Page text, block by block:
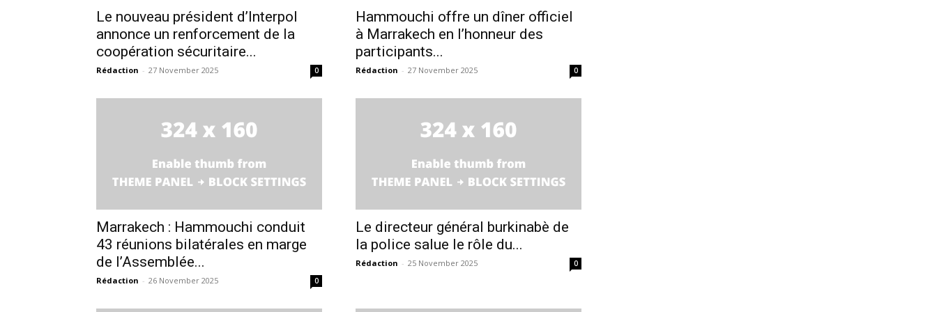
Le nouveau président d’Interpol
annonce un renforcement de la
coopération sécuritaire...
Rédaction - 27 November 2025 0
Hammouchi offre un dîner officiel
à Marrakech en l’honneur des
participants...
Rédaction - 27 November 2025 0
Marrakech : Hammouchi conduit
43 réunions bilatérales en marge
de l’Assemblée...
Rédaction - 26 November 2025 0
Le directeur général burkinabè de
la police salue le rôle du...
Rédaction - 25 November 2025 0